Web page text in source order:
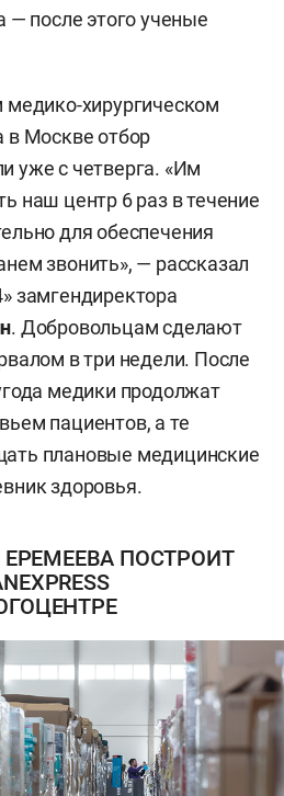
— после этого ученые
хирургическом
в Москве отбор
уже с четверга. «Им
наш центр 6 раз в течение
для обеспечения
звонить», — рассказал
замгендиректора
. Добровольцам сделают
в три недели. После
медики продолжат
пациентов, а те
плановые медицинские
здоровья.
ПОСТРОИТ